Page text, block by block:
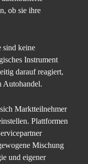
ob sie ihre
sind keine
Instrument
darauf reagiert,
Autohandel.
Marktteilnehmer
Plattformen
Mischung
und eigener